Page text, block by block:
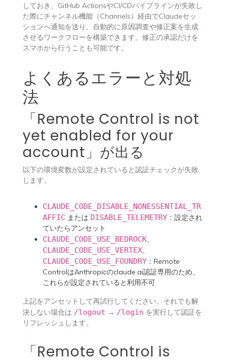
しておき、GitHub ActionsやCI/CDパイプラインが失敗し
た際にチャンネル機能（Channels）経由でClaudeセッ
ションへ通知を送り、自動的に原因調査や修正案を生成
させるワークフローを構築できます。修正の承認だけを
スマホから行うことも可能です。
よくあるエラーと対処
法
「Remote Control is not
yet enabled for your
account」が出る
以下の環境変数が設定されていると認証チェックが失敗
します。
CLAUDE_CODE_DISABLE_NONESSENTIAL_TR
AFFIC または DISABLE_TELEMETRY：設定され
ていたらアンセット
CLAUDE_CODE_USE_BEDROCK、
CLAUDE_CODE_USE_VERTEX、
CLAUDE_CODE_USE_FOUNDRY：Remote
ControlはAnthropicのclaude.ai認証専用のため、
これらが設定されていると利用不可
上記をアンセットして再試行してください。それでも解
決しない場合は /logout → /login を実行して認証を
リフレッシュします。
「Remote Control is